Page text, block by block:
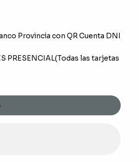
Provincia con QR Cuenta DNI
PRESENCIAL(Todas las tarjetas